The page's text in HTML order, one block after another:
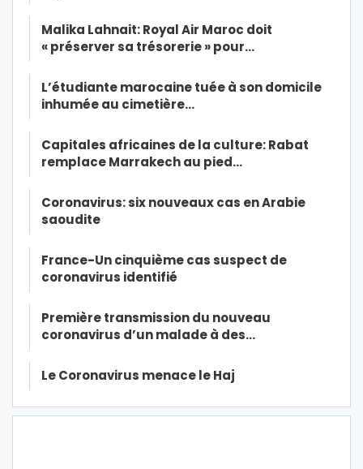
Malika Lahnait: Royal Air Maroc doit
« préserver sa trésorerie » pour…
L’étudiante marocaine tuée à son domicile
inhumée au cimetière…
Capitales africaines de la culture: Rabat
remplace Marrakech au pied…
Coronavirus: six nouveaux cas en Arabie
saoudite
France-Un cinquième cas suspect de
coronavirus identifié
Première transmission du nouveau
coronavirus d’un malade à des…
Le Coronavirus menace le Haj